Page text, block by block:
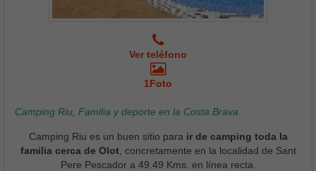
Ver teléfono
1Foto
Camping Riu, Familia y deporte en la Costa Brava
Camping Riu es un buen sitio para ir de camping toda la
familia cerca de Olot, concretamente en la localidad de Sant
Pere Pescador a 49.49 Kms. en línea recta.